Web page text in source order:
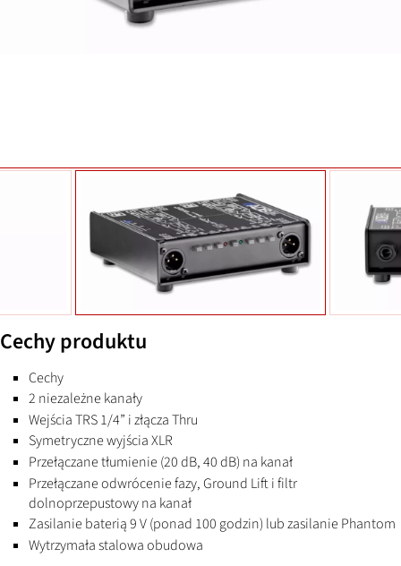
Cechy produktu
Cechy
2 niezależne kanały
Wejścia TRS 1/4” i złącza Thru
Symetryczne wyjścia XLR
Przełączane tłumienie (20 dB, 40 dB) na kanał
Przełączane odwrócenie fazy, Ground Lift i filtr
dolnoprzepustowy na kanał
Zasilanie baterią 9 V (ponad 100 godzin) lub zasilanie Phantom
Wytrzymała stalowa obudowa